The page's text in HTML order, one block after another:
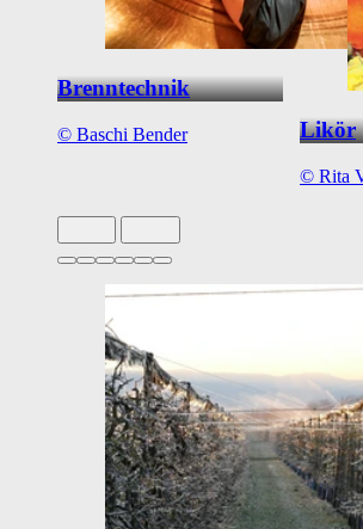
Brenntechnik
© Baschi Bender Likör
© Rita
Slide 1 von 6 aktiv